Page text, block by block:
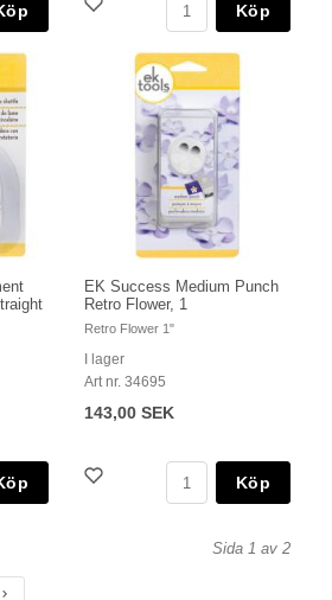
Köp
EK Success Medium Punch
Retro Flower, 1
Retro Flower 1"
I lager
Art nr. 34695
143,00 SEK
Köp
Sida 1 av 2